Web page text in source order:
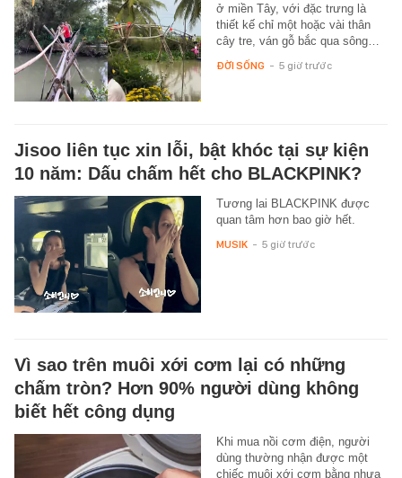
ở miền Tây, với đặc trưng là
thiết kế chỉ một hoặc vài thân
cây tre, ván gỗ bắc qua sông…
ĐỜI SỐNG - 5 giờ trước
Jisoo liên tục xin lỗi, bật khóc tại sự kiện
10 năm: Dấu chấm hết cho BLACKPINK?
Tương lai BLACKPINK được
quan tâm hơn bao giờ hết.
MUSIK - 5 giờ trước
Vì sao trên muôi xới cơm lại có những
chấm tròn? Hơn 90% người dùng không
biết hết công dụng
Khi mua nồi cơm điện, người
dùng thường nhận được một
chiếc muôi xới cơm bằng nhựa